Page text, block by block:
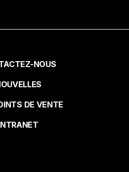
NOUS
DE VENTE